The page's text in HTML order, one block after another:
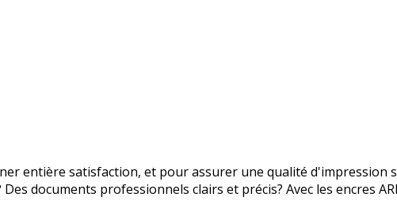
entière satisfaction, et pour assurer une qualité d'impression
documents professionnels clairs et précis? Avec les encres